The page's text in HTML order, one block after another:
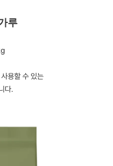
루
용할 수 있는
다.